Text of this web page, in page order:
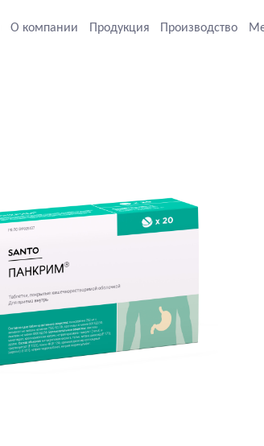
О компании Продукция Производство